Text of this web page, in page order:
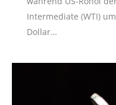
Intermediate (WTI)
Dollar…